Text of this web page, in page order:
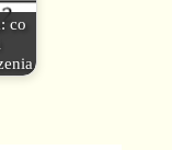
co